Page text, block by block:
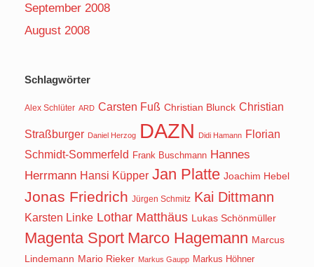
September 2008
August 2008
Schlagwörter
Alex Schlüter ARD Carsten Fuß Christian Blunck Christian
Straßburger Daniel Herzog DAZN Didi Hamann Florian
Schmidt-Sommerfeld Frank Buschmann Hannes
Herrmann Hansi Küpper Jan Platte Joachim Hebel
Jonas Friedrich Jürgen Schmitz Kai Dittmann
Karsten Linke Lothar Matthäus Lukas Schönmüller
Magenta Sport Marco Hagemann Marcus
Lindemann Mario Rieker Markus Gaupp Markus Höhner